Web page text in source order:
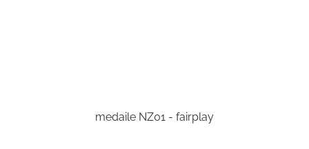
medaile NZ01 - fairplay